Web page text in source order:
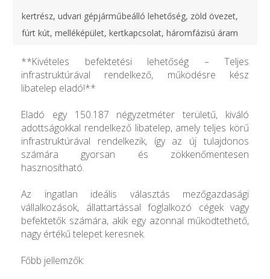
kertrész, udvari gépjárműbeálló lehetőség, zöld övezet,
fúrt kút, melléképület, kertkapcsolat, háromfázisú áram
**Kivételes befektetési lehetőség – Teljes
infrastruktúrával rendelkező, működésre kész
libatelep eladó!**
Eladó egy 150.187 négyzetméter területű, kiváló
adottságokkal rendelkező libatelep, amely teljes körű
infrastruktúrával rendelkezik, így az új tulajdonos
számára gyorsan és zökkenőmentesen
hasznosítható.
Az ingatlan ideális választás mezőgazdasági
vállalkozások, állattartással foglalkozó cégek vagy
befektetők számára, akik egy azonnal működtethető,
nagy értékű telepet keresnek.
Főbb jellemzők: